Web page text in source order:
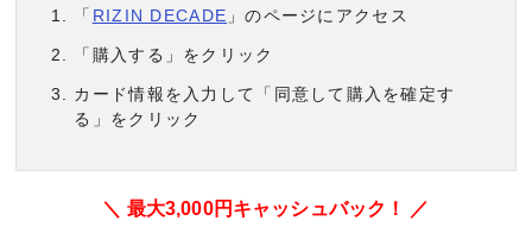
「 RIZIN DECADE 」のページにアクセス
「購入する」をクリック
カード情報を入力して「同意して購入を確定す
る」をクリック
＼ 最大3,000円キャッシュバック！ ／